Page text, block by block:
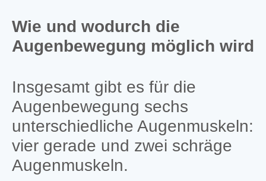
Wie und wodurch die
Augenbewegung möglich wird
Insgesamt gibt es für die
Augenbewegung sechs
unterschiedliche Augenmuskeln:
vier gerade und zwei schräge
Augenmuskeln.